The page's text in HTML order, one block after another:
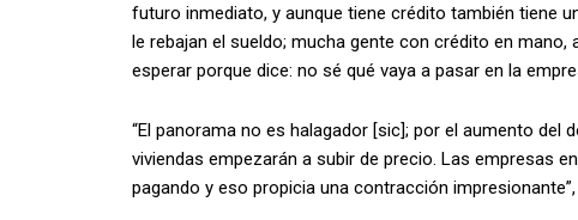
futuro inmediato, y aunque tiene crédito también tiene
le rebajan el sueldo; mucha gente con crédito en
esperar porque dice: no sé qué vaya a pasar en la
“El panorama no es halagador [sic]; por el aumento del
viviendas empezarán a subir de precio. Las empresas
pagando y eso propicia una contracción